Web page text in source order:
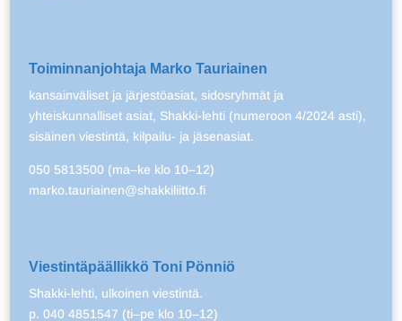
Toiminnanjohtaja Marko Tauriainen
kansainväliset ja järjestöasiat, sidosryhmät ja
yhteiskunnalliset asiat, Shakki-lehti (numeroon 4/2024 asti),
sisäinen viestintä, kilpailu- ja jäsenasiat.
050 5813500 (ma–ke klo 10–12)
marko.tauriainen@shakkiliitto.fi
Viestintäpäällikkö Toni Pönniö
Shakki-lehti, ulkoinen viestintä.
p. 040 4851547 (ti–pe klo 10–12)